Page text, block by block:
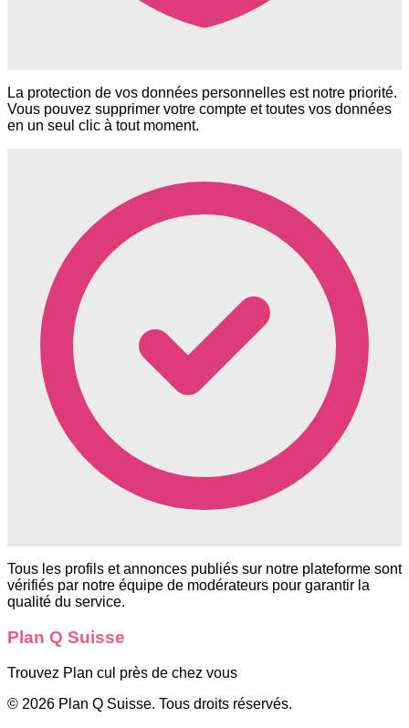
La protection de vos données personnelles est notre priorité.
Vous pouvez supprimer votre compte et toutes vos données
en un seul clic à tout moment.
Tous les profils et annonces publiés sur notre plateforme sont
vérifiés par notre équipe de modérateurs pour garantir la
qualité du service.
Plan Q Suisse
Trouvez Plan cul près de chez vous
© 2026 Plan Q Suisse. Tous droits réservés.